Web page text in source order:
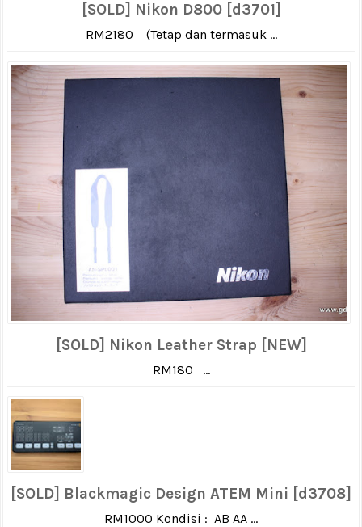
[SOLD] Nikon D800 [d3701]
RM2180 (Tetap dan termasuk ...
[SOLD] Nikon Leather Strap [NEW]
RM180 ...
[SOLD] Blackmagic Design ATEM Mini [d3708]
RM1000 Kondisi : AB AA ...